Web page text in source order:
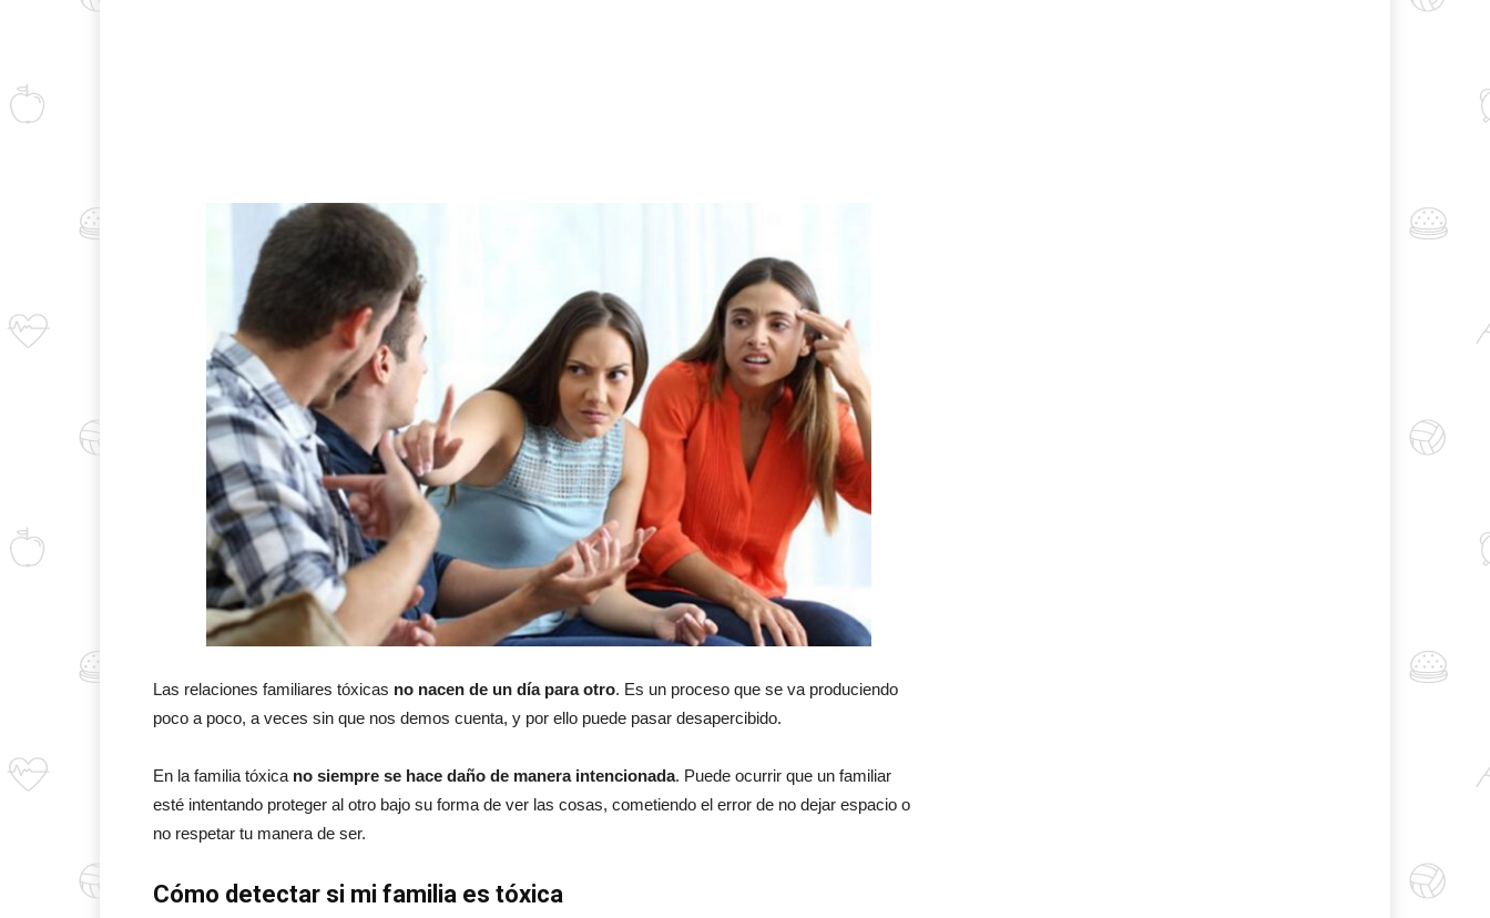
Las relaciones familiares tóxicas no nacen de un día para otro. Es un proceso que se va produciendo
poco a poco, a veces sin que nos demos cuenta, y por ello puede pasar desapercibido.
En la familia tóxica no siempre se hace daño de manera intencionada. Puede ocurrir que un familiar
esté intentando proteger al otro bajo su forma de ver las cosas, cometiendo el error de no dejar espacio o
no respetar tu manera de ser.
Cómo detectar si mi familia es tóxica